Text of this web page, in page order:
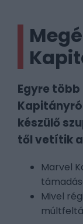
Egyre
készülő
től vetítik
Marvel
Mivel